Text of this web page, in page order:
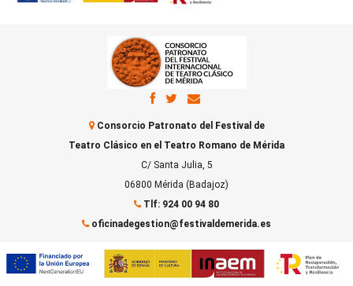
Consorcio Patronato del Festival de
Teatro Clásico en el Teatro Romano de Mérida
C/ Santa Julia, 5
06800 Mérida (Badajoz)
Tlf: 924 00 94 80
oficinadegestion@festivaldemerida.es